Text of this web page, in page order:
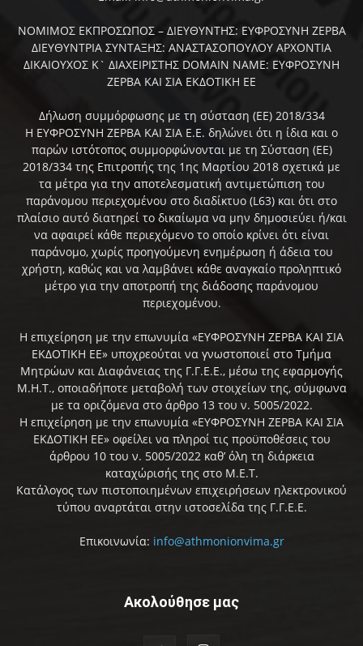
ΝΟΜΙΜΟΣ ΕΚΠΡΟΣΩΠΟΣ – ΔΙΕΥΘΥΝΤΗΣ: ΕΥΦΡΟΣΥΝΗ ΖΕΡΒΑ
ΔΙΕΥΘΥΝΤΡΙΑ ΣΥΝΤΑΞΗΣ: ΑΝΑΣΤΑΣΟΠΟΥΛΟΥ ΑΡΧΟΝΤΙΑ
ΔΙΚΑΙΟΥΧΟΣ Κ` ΔΙΑΧΕΙΡΙΣΤΗΣ DOMAIN NAME: ΕΥΦΡΟΣΥΝΗ
ΖΕΡΒΑ ΚΑΙ ΣΙΑ ΕΚΔΟΤΙΚΗ ΕΕ
Δήλωση συμμόρφωσης με τη σύσταση (ΕΕ) 2018/334
Η ΕΥΦΡΟΣΥΝΗ ΖΕΡΒΑ ΚΑΙ ΣΙΑ Ε.Ε. δηλώνει ότι η ίδια και ο
παρών ιστότοπος συμμορφώνονται με τη Σύσταση (ΕΕ)
2018/334 της Επιτροπής της 1ης Μαρτίου 2018 σχετικά με
τα μέτρα για την αποτελεσματική αντιμετώπιση του
παράνομου περιεχομένου στο διαδίκτυο (L63) και ότι στο
πλαίσιο αυτό διατηρεί το δικαίωμα να μην δημοσιεύει ή/και
να αφαιρεί κάθε περιεχόμενο το οποίο κρίνει ότι είναι
παράνομο, χωρίς προηγούμενη ενημέρωση ή άδεια του
χρήστη, καθώς και να λαμβάνει κάθε αναγκαίο προληπτικό
μέτρο για την αποτροπή της διάδοσης παράνομου
περιεχομένου.
Η επιχείρηση με την επωνυμία «ΕΥΦΡΟΣΥΝΗ ΖΕΡΒΑ ΚΑΙ ΣΙΑ
ΕΚΔΟΤΙΚΗ ΕΕ» υποχρεούται να γνωστοποιεί στο Τμήμα
Μητρώων και Διαφάνειας της Γ.Γ.Ε.Ε., μέσω της εφαρμογής
Μ.Η.Τ., οποιαδήποτε μεταβολή των στοιχείων της, σύμφωνα
με τα οριζόμενα στο άρθρο 13 του ν. 5005/2022.
Η επιχείρηση με την επωνυμία «ΕΥΦΡΟΣΥΝΗ ΖΕΡΒΑ ΚΑΙ ΣΙΑ
ΕΚΔΟΤΙΚΗ ΕΕ» οφείλει να πληροί τις προϋποθέσεις του
άρθρου 10 του ν. 5005/2022 καθ’ όλη τη διάρκεια
καταχώρισής της στο Μ.Ε.Τ.
Κατάλογος των πιστοποιημένων επιχειρήσεων ηλεκτρονικού
τύπου αναρτάται στην ιστοσελίδα της Γ.Γ.Ε.Ε.
Επικοινωνία: info@athmonionvima.gr
Ακολούθησε μας